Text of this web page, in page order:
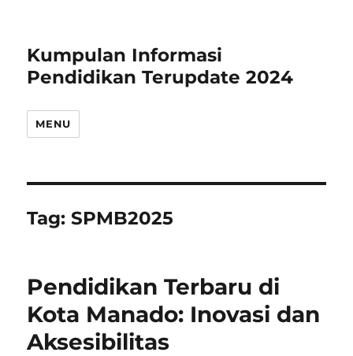
Kumpulan Informasi
Pendidikan Terupdate 2024
MENU
Tag:SPMB2025
Pendidikan Terbaru di
Kota Manado: Inovasi dan
Aksesibilitas